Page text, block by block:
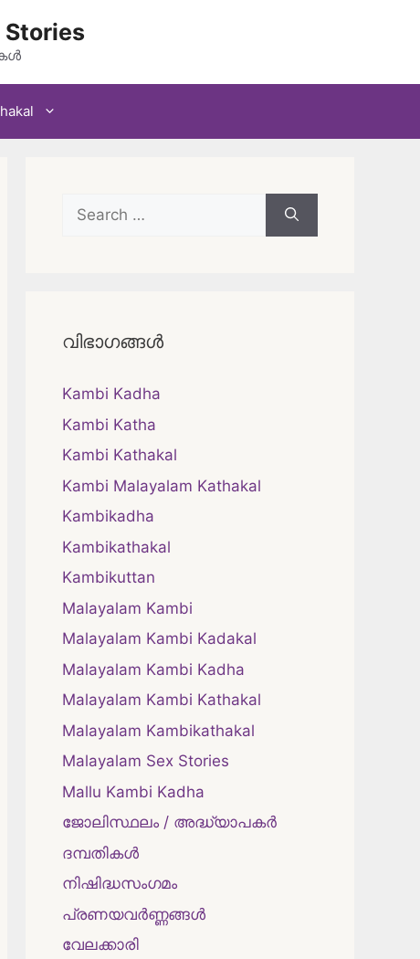
Search
for:
വിഭാഗങ്ങൾ
Kambi Kadha
Kambi Katha
Kambi Kathakal
Kambi Malayalam Kathakal
Kambikadha
Kambikathakal
Kambikuttan
Malayalam Kambi
Malayalam Kambi Kadakal
Malayalam Kambi Kadha
Malayalam Kambi Kathakal
Malayalam Kambikathakal
Malayalam Sex Stories
Mallu Kambi Kadha
ജോലിസ്ഥലം / അദ്ധ്യാപകർ
ദമ്പതികള്‍
നിഷിദ്ധസംഗമം
പ്രണയവർണ്ണങ്ങൾ
വേലക്കാരി